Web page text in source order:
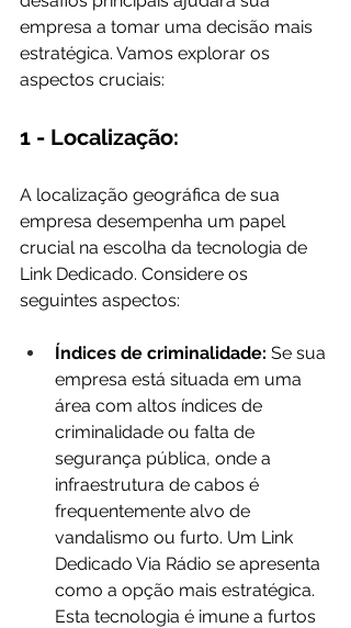
empresa a tomar uma decisão mais
estratégica. Vamos explorar os
aspectos cruciais:
1 - Localização:
A localização geográfica de sua
empresa desempenha um papel
crucial na escolha da tecnologia de
Link Dedicado. Considere os
seguintes aspectos:
Índices de criminalidade: Se sua
empresa está situada em uma
área com altos índices de
criminalidade ou falta de
segurança pública, onde a
infraestrutura de cabos é
frequentemente alvo de
vandalismo ou furto. Um Link
Dedicado Via Rádio se apresenta
como a opção mais estratégica.
Esta tecnologia é imune a furtos